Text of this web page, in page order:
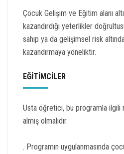
Çocuk Gelişim ve Eğitim alanı
kazandırdığı yeterlikler
sahip ya da gelişimsel risk
kazandırmaya yöneliktir.
EĞİTİMCİLER
Usta öğretici, bu programla ilgili
almış olmalıdır.
. Programın uygulanmasında